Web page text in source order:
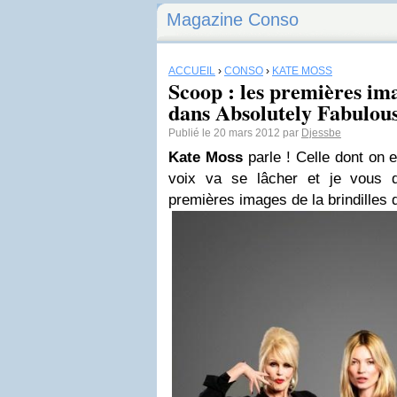
Magazine Conso
ACCUEIL › CONSO › KATE MOSS
Scoop : les premières
dans Absolutely
Publié le 20 mars 2012 par Djessbe
Kate Mossparle ! Celle dont on
voix va se lâcher et je vous
premières images de la brindilles